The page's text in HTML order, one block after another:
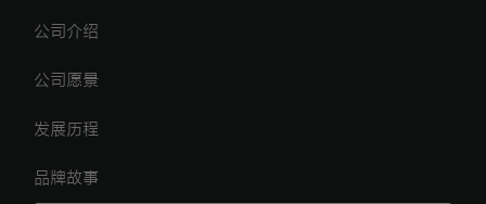
公司介绍
公司愿景
发展历程
品牌故事